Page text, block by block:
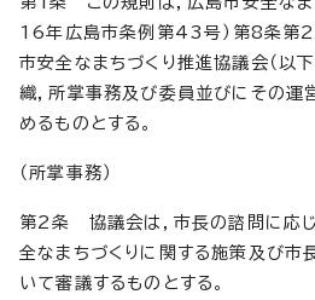
16年広島市条例第43号）第8条第2
市安全なまちづくり推進協議会（以下
織，所掌事務及び委員並びにその運
めるものとする。
（所掌事務）
第2条 協議会は，市長の諮問に応じ
全なまちづくりに関する施策及び市
いて審議するものとする。